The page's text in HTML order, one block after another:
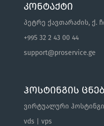
კონტაქტი
პეტრე ქავთარაძის, ქ.
+995 32 2 43 00 44
support@proservice.ge
ჰოსტინგის
ვირტუალური ჰოსტინგი
vds | vps